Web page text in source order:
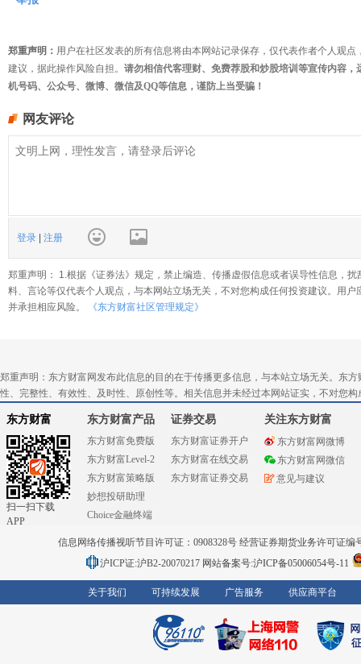
郑重声明： 用户在社区发表的所有信息将由本网站记录保存，仅代表作者个人观
建议，据此操作风险自担。 请勿相信代客理财、免费荐股和炒股培训等宣传内容
机号码、公众号、微博、微信及QQ等信息，谨防上当受骗！
网友评论
登录 注册
郑重声明： 1.根据《证券法》规定，禁止编造、传播虚假信息或者误导性信息，
料、言论等仅代表个人观点，与本网站立场无关，不对您构成任何投资建议。用
并承担相应风险。
《东方财富社区管理规定》
郑重声明：东方财富网发布此信息的目的在于传播更多信息，与本站立场无关。东
性、完整性、有效性、及时性、原创性等。相关信息并未经过本网站证实，不对您
东方财富
扫一扫下载
APP
东方财富产品
东方财富免费版
东方财富Level-2
东方财富策略版
妙想投研助理
Choice金融终端
证券交易
东方财富证券开户
东方财富在线交易
东方财富证券交易
关注东方财富
东方财富网微博
东方财富网微信
意见与建议
信息网络传播视听节目许可证：0908328号 经营证券期货业务许可证编
沪ICP证:沪B2-20070217 网站备案号:沪ICP备05006054号-11
关于我们 可持续发展 广告服务 供应商平台